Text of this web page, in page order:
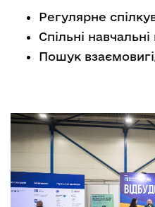
Регулярне
Спільні
Пошук